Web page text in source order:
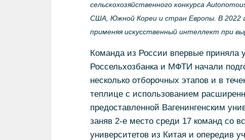
сельскохозяйственного конкурса
США, Южной Кореи и стран Европы. В 2022
применяя искусственный интеллект при
Команда из России впервые приняла
Россельхозбанка и МФТИ начали
несколько отборочных этапов и в
теплице с использованием
предоставленной Вагенингенским
заняв 2-е место среди 17 команд со
университетов из Китая и опередив